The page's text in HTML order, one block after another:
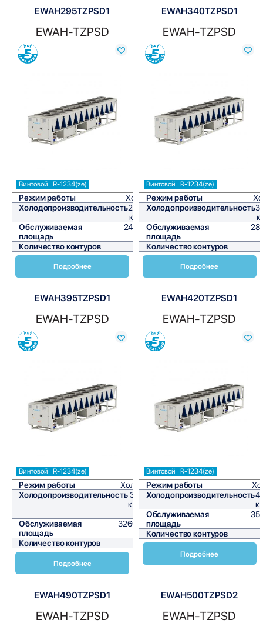
EWAH295TZPSD1
EWAH-TZPSD
Сравнить
Винтовой R-1234(ze)
Режим работы
Холод
Холодопроизводительность293,6
кВт/ч
Обслуживаемая
площадь
2446,7
м²
Количество контуров
1
Подробнее
EWAH340TZPSD1
EWAH-TZPSD
Сравнить
Винтовой R-1234(ze)
Режим работы
Холодопроизводительность
Обслуживаемая
площадь
Количество контуров
Подробнее
EWAH395TZPSD1
EWAH-TZPSD
Сравнить
Винтовой R-1234(ze)
Режим работы
Холод
Холодопроизводительность 392
кВт/
Обслуживаемая
площадь
3266,7
Количество контуров
1
Подробнее
EWAH420TZPSD1
EWAH-TZPSD
Сравнить
Винтовой R-1234(ze)
Режим работы
Холодопроизводительность
Обслуживаемая
площадь
Количество контуров
Подробнее
EWAH490TZPSD1
EWAH-TZPSD
EWAH500TZPSD2
EWAH-TZPSD